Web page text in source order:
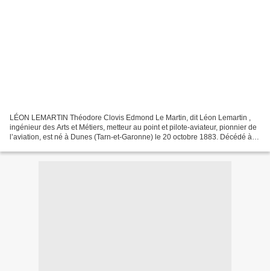
LÉON LEMARTIN Théodore Clovis Edmond Le Martin, dit Léon Lemartin ,
ingénieur des Arts et Métiers, metteur au point et pilote-aviateur, pionnier de
l’aviation, est né à Dunes (Tarn-et-Garonne) le 20 octobre 1883. Décédé à